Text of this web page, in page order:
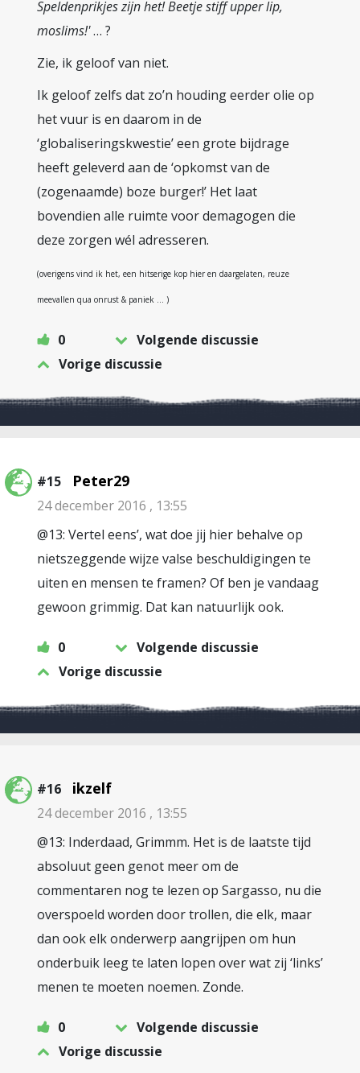
Speldenprikjes zijn het! Beetje stiff upper lip,
moslims!'… ?
Zie, ik geloof van niet.
Ik geloof zelfs dat zo’n houding eerder olie op
het vuur is en daarom in de
‘globaliseringskwestie’ een grote bijdrage
heeft geleverd aan de ‘opkomst van de
(zogenaamde) boze burger!’ Het laat
bovendien alle ruimte voor demagogen die
deze zorgen wél adresseren.
(overigens vind ik het, een hitserige kop hier en daargelaten, reuze
meevallen qua onrust & paniek … )
0
Volgende discussie
Vorige discussie
#15 Peter29
24 december 2016 , 13:55
@13: Vertel eens’, wat doe jij hier behalve op
nietszeggende wijze valse beschuldigingen te
uiten en mensen te framen? Of ben je vandaag
gewoon grimmig. Dat kan natuurlijk ook.
0
Volgende discussie
Vorige discussie
#16 ikzelf
24 december 2016 , 13:55
@13: Inderdaad, Grimmm. Het is de laatste tijd
absoluut geen genot meer om de
commentaren nog te lezen op Sargasso, nu die
overspoeld worden door trollen, die elk, maar
dan ook elk onderwerp aangrijpen om hun
onderbuik leeg te laten lopen over wat zij ‘links’
menen te moeten noemen. Zonde.
0
Volgende discussie
Vorige discussie